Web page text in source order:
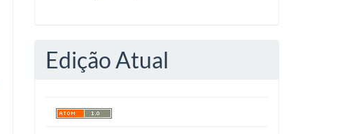
Edição Atual